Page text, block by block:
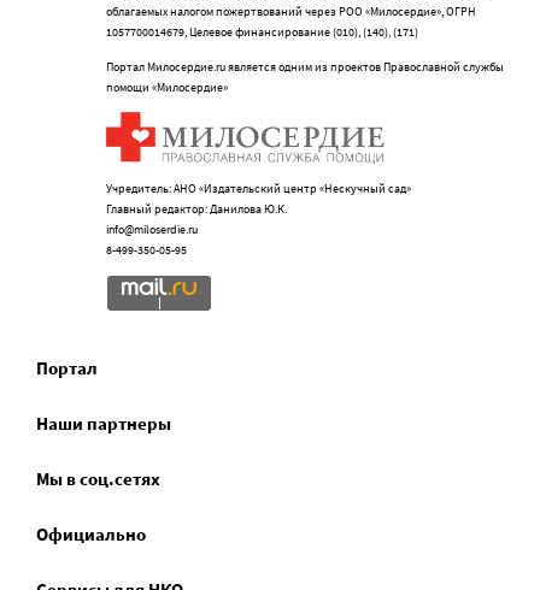
облагаемых налогом пожертвований через РОО «Милосердие», ОГРН
1057700014679, Целевое финансирование (010), (140), (171)
Портал Милосердие.ru является одним из проектов Православной службы
помощи «Милосердие»
Учредитель: АНО «Издательский центр «Нескучный сад»
Главный редактор: Данилова Ю.К.
info@miloserdie.ru
8-499-350-05-95
Портал
Наши партнеры
Мы в соц.сетях
Официально